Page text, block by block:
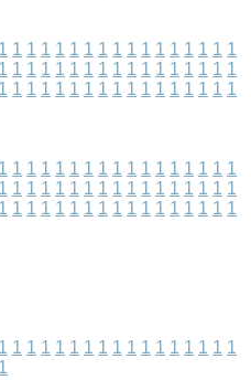
1 1 1 1 1 1 1 1 1 1 1 1 1 1 1 1 1
1 1 1 1 1 1 1 1 1 1 1 1 1 1 1 1 1
1 1 1 1 1 1 1 1 1 1 1 1 1 1 1 1 1
1 1 1 1 1 1 1 1 1 1 1 1 1 1 1 1 1
1 1 1 1 1 1 1 1 1 1 1 1 1 1 1 1 1
1 1 1 1 1 1 1 1 1 1 1 1 1 1 1 1 1
1 1 1 1 1 1 1 1 1 1 1 1 1 1 1 1 1
1